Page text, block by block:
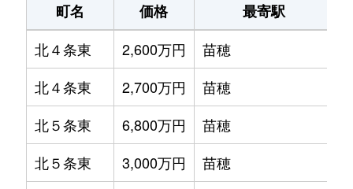
町名 価格 最寄駅
北４条東
2,600万円 苗穂
北４条東
2,700万円 苗穂
北５条東
6,800万円 苗穂
北５条東
3,000万円 苗穂